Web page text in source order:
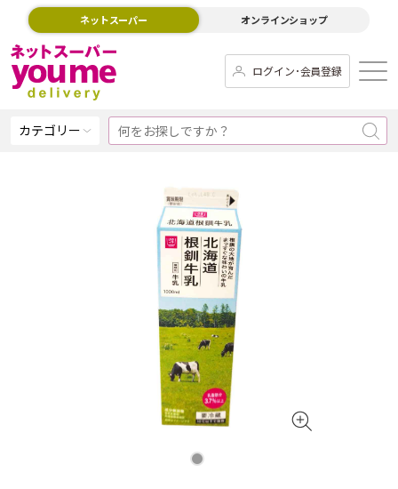
ネットスーパー オンラインショップ
ログイン･会員登録
カテゴリー